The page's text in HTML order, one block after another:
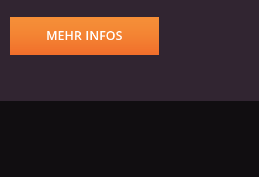
MEHR INFOS